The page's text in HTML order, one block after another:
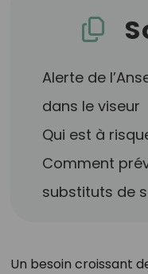
Alerte de
dans le viseur
Qui est à
Comment
substituts de
Un besoin croissant